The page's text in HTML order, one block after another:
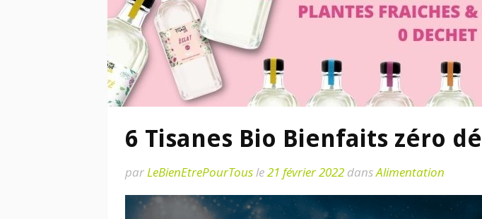
6 Tisanes Bio Bienfaits zéro
parLeBienEtrePourTousle21 février 2022 dansAlimentation